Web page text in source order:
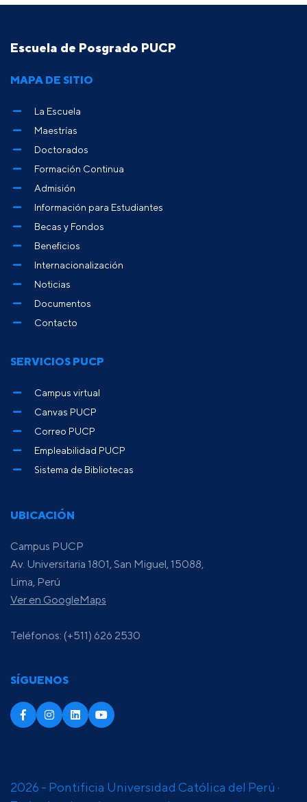
Escuela de Posgrado PUCP
UBICACIÓN
Campus PUCP
Av. Universitaria 1801, San Miguel, 15088,
Lima, Perú
Ver en GoogleMaps
Teléfonos: (+511) 626 2530
SÍGUENOS
MAPA DE SITIO
La Escuela
Maestrías
Doctorados
Formación Continua
Admisión
Información para Estudiantes
Becas y Fondos
Beneficios
Internacionalización
Noticias
Documentos
Contacto
SERVICIOS PUCP
Campus virtual
Canvas PUCP
Correo PUCP
Empleabilidad PUCP
Sistema de Bibliotecas
2026 - Pontificia Universidad Católica del Perú ·